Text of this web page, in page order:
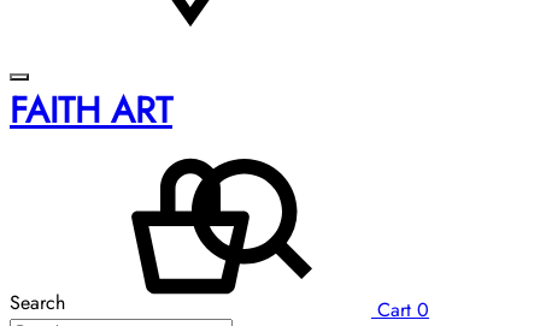
FAITH ART
Cart 0
Search